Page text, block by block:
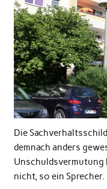
Die
demnach anders
Unschuldsvermutung
nicht, so ein Sprecher.